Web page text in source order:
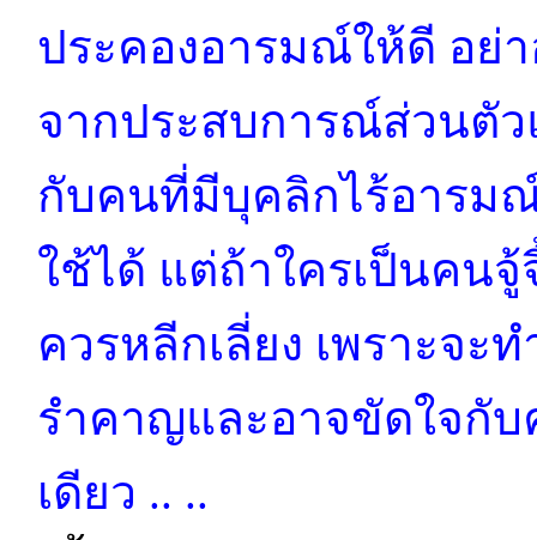
ประคองอารมณ์ให้ดี อย่
จากประสบการณ์ส่วนตัว
กับคนที่มีบุคลิกไร้อารม
ใช้ได้ แต่ถ้าใครเป็นคน
ควรหลีกเลี่ยง เพราะจะ
รำคาญและอาจขัดใจกั
เดียว .. ..